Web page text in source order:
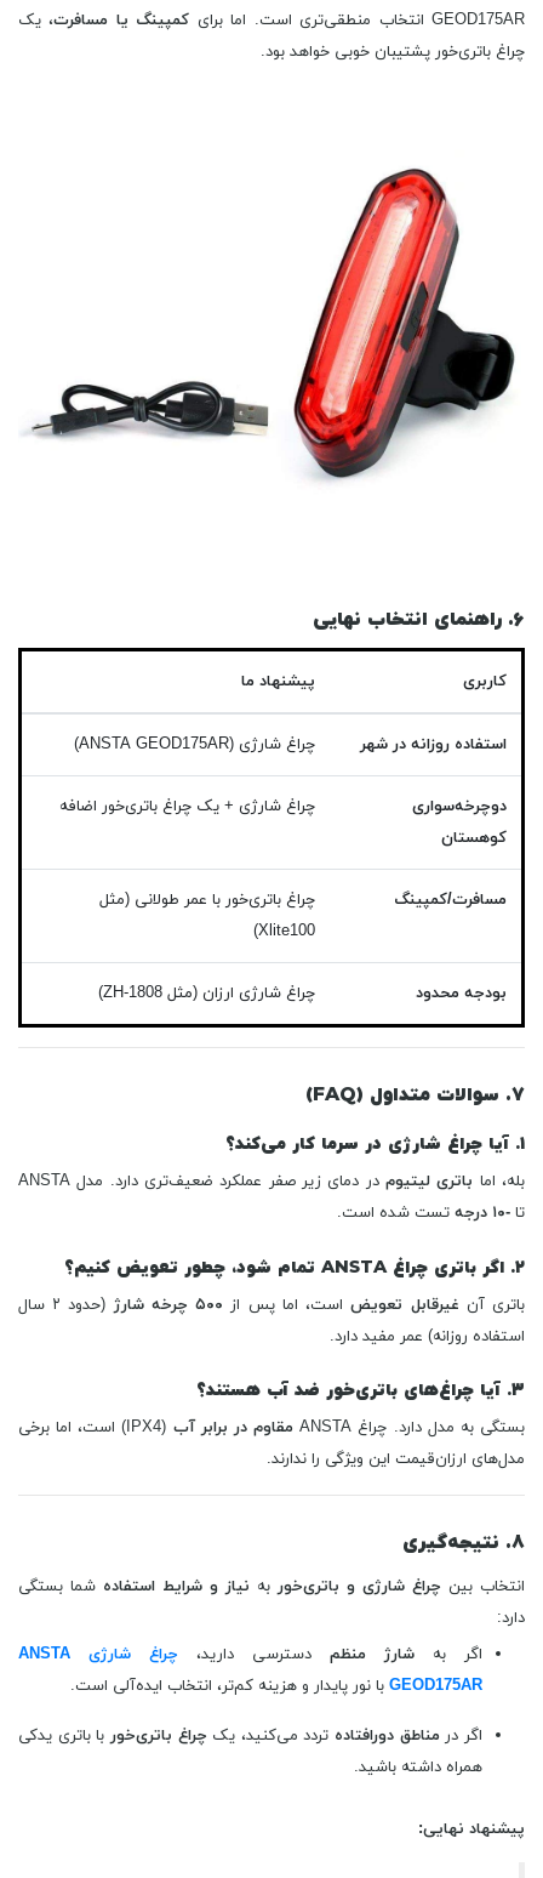
GEOD175AR انتخاب منطقی‌تری است. اما برای
کمپینگ یا مسافرت، یک
چراغ باتری‌خور پشتیبان خوبی خواهد بود.
۶. راهنمای انتخاب نهایی
کاربری پیشنهاد ما
استفاده روزانه در شهر چراغ شارژی (ANSTA GEOD175AR)
دوچرخه‌سواری
کوهستان
چراغ شارژی + یک چراغ باتری‌خور اضافه
مسافرت/کمپینگ
چراغ باتری‌خور با عمر طولانی (مثل
Xlite100)
بودجه محدود چراغ شارژی ارزان (مثل ZH-1808)
۷. سوالات متداول (FAQ)
۱. آیا چراغ شارژی در سرما کار می‌کند؟
بله، اما باتری لیتیوم
در دمای زیر صفر عملکرد ضعیف‌تری دارد. مدل ANSTA
تا -۱۰ درجه تست شده است.
۲. اگر باتری چراغ ANSTA تمام شود، چطور تعویض کنیم؟
باتری آن غیرقابل تعویض است، اما پس از ۵۰۰ چرخه شارژ
(حدود ۲ سال
استفاده روزانه) عمر مفید دارد.
۳. آیا چراغ‌های باتری‌خور ضد آب هستند؟
بستگی به مدل دارد. چراغ ANSTA مقاوم در برابر آب
(IPX4) است، اما برخی
مدل‌های ارزان‌قیمت این ویژگی را ندارند.
۸. نتیجه‌گیری
انتخاب بین چراغ شارژی و باتری‌خور به نیاز و شرایط استفاده شما بستگی
دارد:
اگر به
شارژ منظم دسترسی دارید،
چراغ شارژی ANSTA
GEOD175AR با نور پایدار و هزینه کم‌تر، انتخاب ایده‌آلی است.
اگر در مناطق دورافتاده تردد می‌کنید، یک چراغ باتری‌خور با باتری یدکی
همراه داشته باشید.
پیشنهاد نهایی: